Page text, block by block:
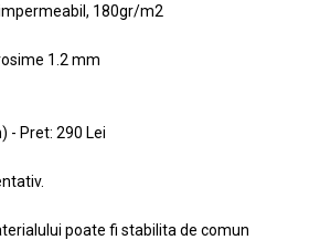
180gr/m2
1.2 mm
- Pret: 290 Lei
poate fi stabilita de comun